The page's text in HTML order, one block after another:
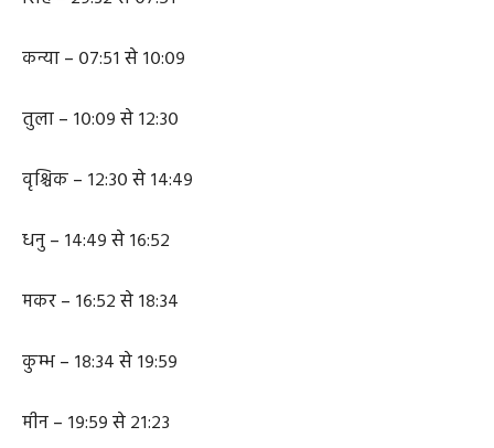
कन्या – ०७:५१ से १०:०९
तुला – १०:०९ से १२:३०
वृश्चिक – १२:३० से १४:४९
धनु – १४:४९ से १६:५२
मकर – १६:५२ से १८:३४
कुम्भ – १८:३४ से १९:५९
मीन – १९:५९ से २१:२३